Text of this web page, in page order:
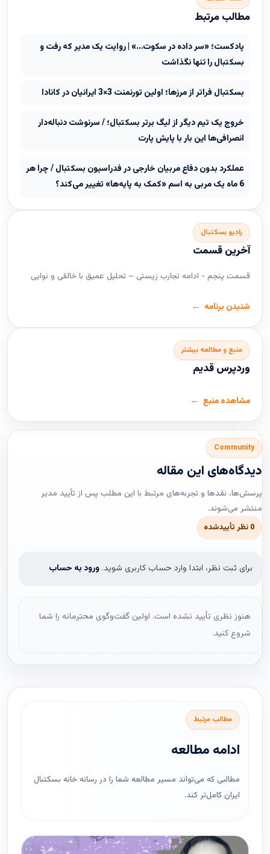
مطالب مرتبط
پادکست؛ «سر داده در سکوت…» | روایت یک مدیر که رفت و
بسکتبال را تنها نگذاشت
بسکتبال فراتر از مرزها؛ اولین تورنمنت 3×3 ایرانیان در کانادا
خروج یک تیم دیگر از لیگ برتر بسکتبال؛ / سرنوشت دنباله‌دار
انصرافی‌ها این بار با پایش پارت
عملکرد بدون دفاع مربیان خارجی در فدراسیون بسکتبال / چرا هر
6 ماه یک مربی به اسم «کمک به پایه‌ها» تغییر می‌کند؟
رادیو بسکتبال
آخرین قسمت
قسمت پنجم - ادامه تجارب زیستی – تحلیل عمیق با خالقی و نوایی
شنیدن برنامه
منبع و مطالعه بیشتر
وردپرس قدیم
مشاهده منبع
Community
دیدگاه‌های این مقاله
پرسش‌ها، نقدها و تجربه‌های مرتبط با این مطلب پس از تأیید مدیر
منتشر می‌شوند.
0 نظر تأییدشده
برای ثبت نظر، ابتدا وارد حساب کاربری شوید. ورود به حساب
هنوز نظری تأیید نشده است. اولین گفت‌وگوی محترمانه را شما
شروع کنید.
مطالب مرتبط
ادامه مطالعه
مطالبی که می‌تواند مسیر مطالعه شما را در رسانه خانه بسکتبال
ایران کامل‌تر کند.